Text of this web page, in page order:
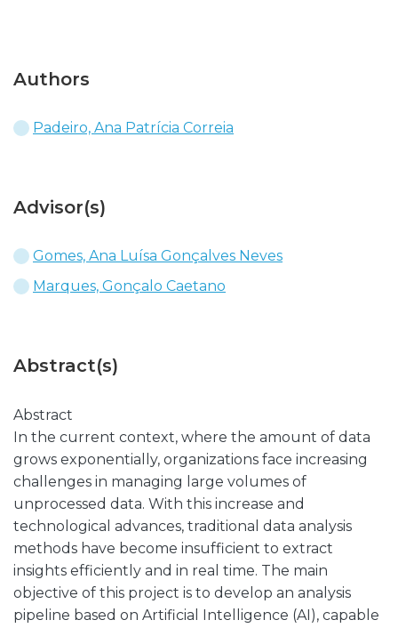
Authors
Padeiro, Ana Patrícia Correia
Advisor(s)
Gomes, Ana Luísa Gonçalves Neves
Marques, Gonçalo Caetano
Abstract(s)
Abstract
In the current context, where the amount of data
grows exponentially, organizations face increasing
challenges in managing large volumes of
unprocessed data. With this increase and
technological advances, traditional data analysis
methods have become insufficient to extract
insights efficiently and in real time. The main
objective of this project is to develop an analysis
pipeline based on Artificial Intelligence (AI), capable